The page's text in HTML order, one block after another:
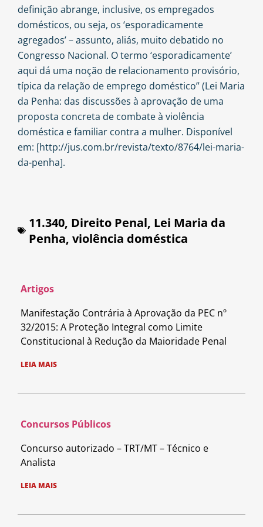
definição abrange, inclusive, os empregados
domésticos, ou seja, os ‘esporadicamente
agregados’ – assunto, aliás, muito debatido no
Congresso Nacional. O termo ‘esporadicamente’
aqui dá uma noção de relacionamento provisório,
típica da relação de emprego doméstico” (Lei Maria
da Penha: das discussões à aprovação de uma
proposta concreta de combate à violência
doméstica e familiar contra a mulher. Disponível
em: [http://jus.com.br/revista/texto/8764/lei-maria-
da-penha].
11.340, Direito Penal, Lei Maria da
Penha, violência doméstica
Artigos
Manifestação Contrária à Aprovação da PEC nº
32/2015: A Proteção Integral como Limite
Constitucional à Redução da Maioridade Penal
LEIA MAIS
Concursos Públicos
Concurso autorizado – TRT/MT – Técnico e
Analista
LEIA MAIS